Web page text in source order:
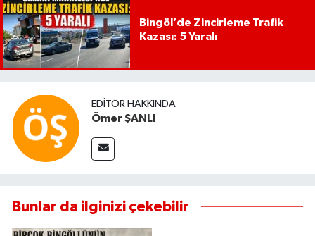
Bingöl’de Zincirleme Trafik
Kazası: 5 Yaralı
EDITÖR HAKKINDA
Ömer ŞANLI
Bunlar da ilginizi çekebilir